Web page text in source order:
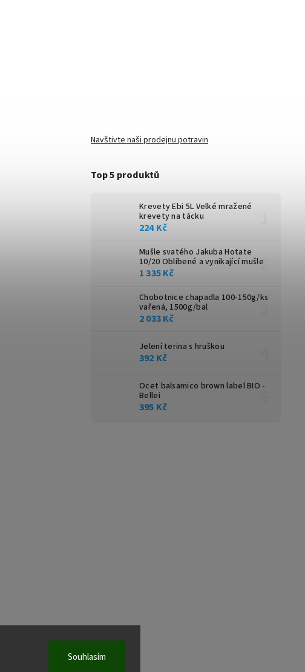
Souhlasím
Navštivte naši prodejnu potravin
Top 5 produktů
Krevety Ebi 5L Velké mražené
krevety na tácku
224 Kč
Mušle svatého Jakuba Hotate
10/20 Oblíbené a vynikající mušle
1 335 Kč
Chobotnice chapadla 100-150g/ks
vařená, 1500g/bal
2 033 Kč
Jelení terina s hruškou
392 Kč
Ocet balsamico brown label BIO -
Bellei
395 Kč